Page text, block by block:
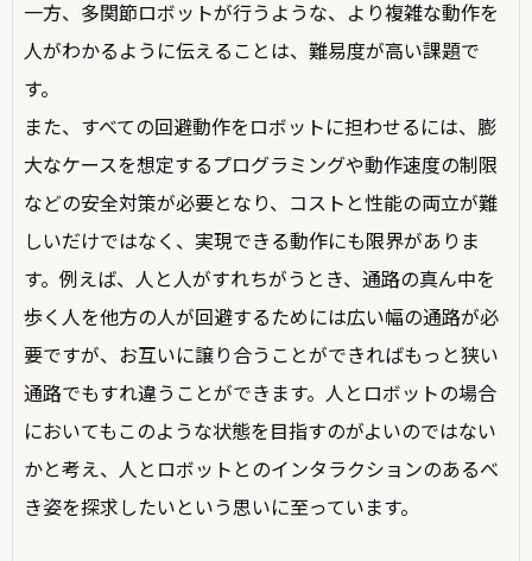
一方、多関節ロボットが行うような、より複雑な動作を
人がわかるように伝えることは、難易度が高い課題で
す。
また、すべての回避動作をロボットに担わせるには、膨
大なケースを想定するプログラミングや動作速度の制限
などの安全対策が必要となり、コストと性能の両立が難
しいだけではなく、実現できる動作にも限界がありま
す。例えば、人と人がすれちがうとき、通路の真ん中を
歩く人を他方の人が回避するためには広い幅の通路が必
要ですが、お互いに譲り合うことができればもっと狭い
通路でもすれ違うことができます。人とロボットの場合
においてもこのような状態を目指すのがよいのではない
かと考え、人とロボットとのインタラクションのあるべ
き姿を探求したいという思いに至っています。